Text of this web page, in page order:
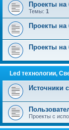
Проекты на
Темы: 1
Проекты на
Проекты на
Led технологии,
Источники
Проекты с